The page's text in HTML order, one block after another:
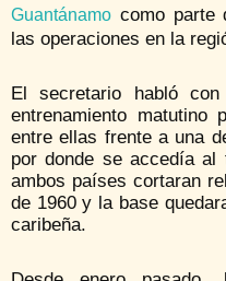
Guantánamo como parte
las operaciones en la
El secretario habló
entrenamiento matutino
entre ellas frente a una
por donde se accedía al
ambos países cortaran
de 1960 y la base
caribeña.